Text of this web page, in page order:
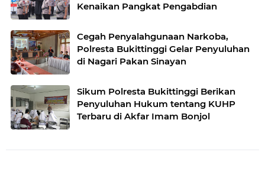
Kenaikan Pangkat Pengabdian
Cegah Penyalahgunaan Narkoba,
Polresta Bukittinggi Gelar Penyuluhan
di Nagari Pakan Sinayan
Sikum Polresta Bukittinggi Berikan
Penyuluhan Hukum tentang KUHP
Terbaru di Akfar Imam Bonjol